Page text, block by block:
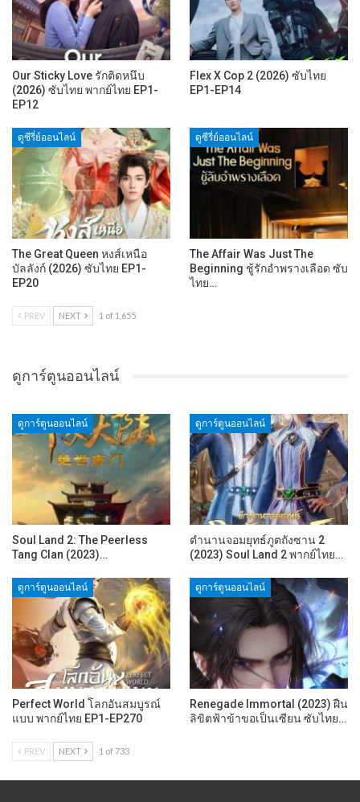
Our Sticky Love รักติดหนึบ
(2026) ซับไทย พากย์ไทย EP1-
EP12
Flex X Cop 2 (2026) ซับไทย
EP1-EP14
ดูซีรี่ย์ออนไลน์
The Great Queen หงส์เหนือ
บัลลังก์ (2026) ซับไทย EP1-
EP20
ดูซีรี่ย์ออนไลน์
The Affair Was Just The
Beginning ชู้รักอำพรางเลือด ซับ
ไทย…
PREV NEXT 1 of 1,655
ดูการ์ตูนออนไลน์
ดูการ์ตูนออนไลน์
Soul Land 2: The Peerless
Tang Clan (2023)…
ดูการ์ตูนออนไลน์
ตำนานจอมยุทธ์ภูตถังซาน 2
(2023) Soul Land 2 พากย์ไทย…
ดูการ์ตูนออนไลน์
Perfect World โลกอันสมบูรณ์
แบบ พากย์ไทย EP1-EP270
ดูการ์ตูนออนไลน์
Renegade Immortal (2023) ฝืน
ลิขิตฟ้าข้าขอเป็นเซียน ซับไทย…
PREV NEXT 1 of 733